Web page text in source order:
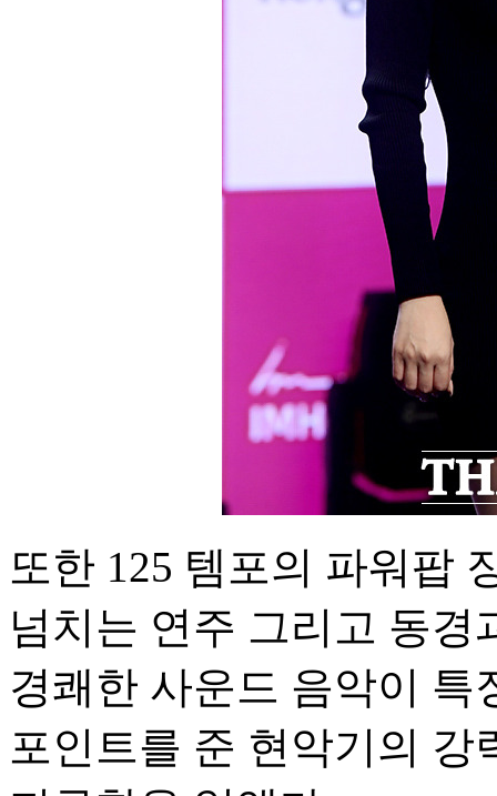
또한 125 템포의 파워팝
넘치는 연주 그리고 동
경쾌한 사운드 음악이 특
포인트를 준 현악기의